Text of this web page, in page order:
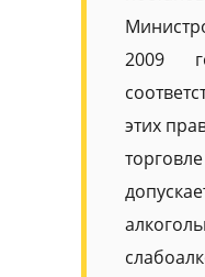
2009
этих